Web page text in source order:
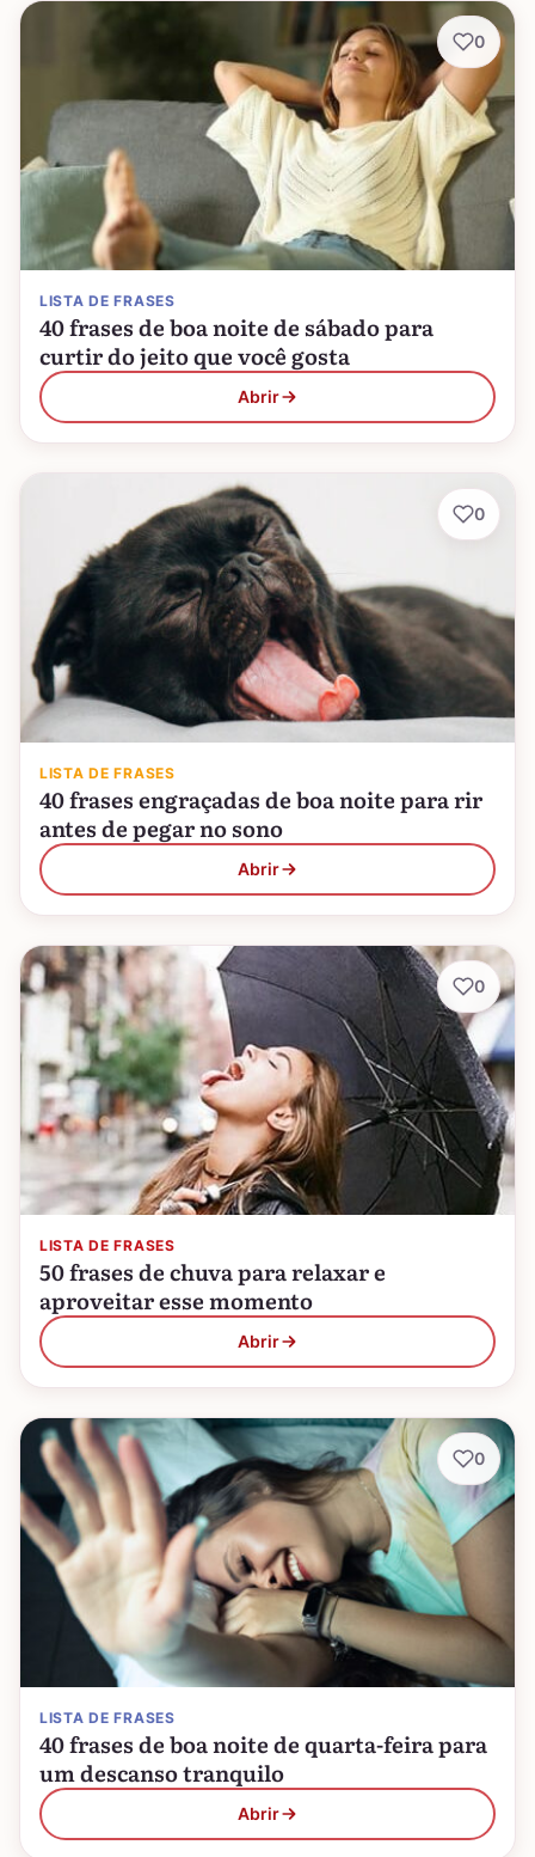
LISTA DE FRASES
40 frases de boa noite de sábado para
curtir do jeito que você gosta
Abrir
0
LISTA DE FRASES
40 frases engraçadas de boa noite para rir
antes de pegar no sono
Abrir
0
LISTA DE FRASES
50 frases de chuva para relaxar e
aproveitar esse momento
Abrir
0
LISTA DE FRASES
40 frases de boa noite de quarta-feira para
um descanso tranquilo
Abrir
0